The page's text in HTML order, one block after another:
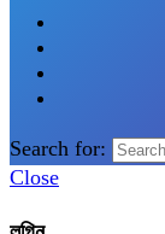
Search for:
Close